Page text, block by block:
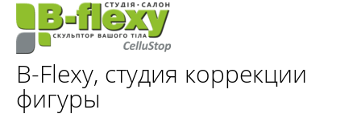
B-Flexy, студия коррекции
фигуры